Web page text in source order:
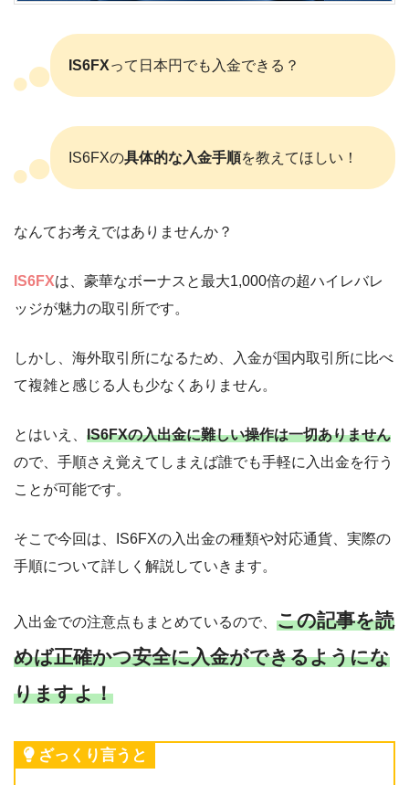
IS6FXって日本円でも入金できる？
IS6FXの具体的な入金手順を教えてほしい！
なんてお考えではありませんか？
IS6FXは、豪華なボーナスと最大1,000倍の超ハイレバレ
ッジが魅力の取引所です。
しかし、海外取引所になるため、入金が国内取引所に比べ
て複雑と感じる人も少なくありません。
とはいえ、 IS6FXの入出金に難しい操作は一切ありません
ので、手順さえ覚えてしまえば誰でも手軽に入出金を行う
ことが可能です。
そこで今回は、IS6FXの入出金の種類や対応通貨、実際の
手順について詳しく解説していきます。
入出金での注意点もまとめているので、 この記事を読
めば正確かつ安全に入金ができるようにな
りますよ！
ざっくり言うと